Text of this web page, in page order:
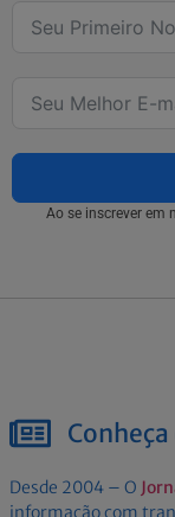
Ao se inscrever em
Desde 2004 – O
informação com